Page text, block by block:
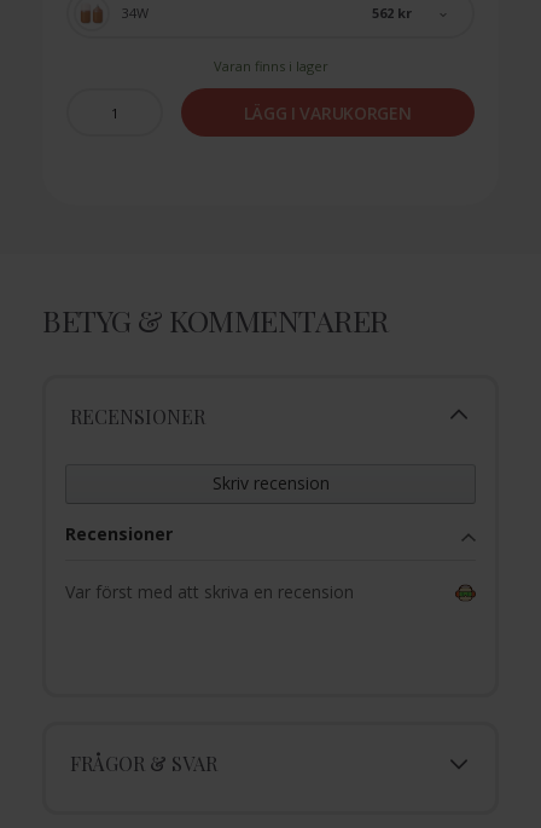
562 kr
34W
Varan finns i lager
LÄGG I VARUKORGEN
BETYG & KOMMENTARER
RECENSIONER
Skriv recension
Recensioner
Var först med att skriva en recension
FRÅGOR & SVAR